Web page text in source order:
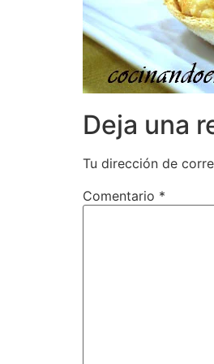
Deja una
Tu dirección de
Comentario *